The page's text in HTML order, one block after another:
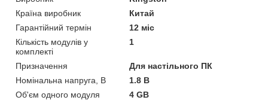
Країна виробник
Китай
Гарантійний термін
12 міс
Кількість модулів у
комплекті
1
Призначення
Для настільного ПК
Номінальна напруга, В
1.8 В
Об'єм одного модуля
4 GB